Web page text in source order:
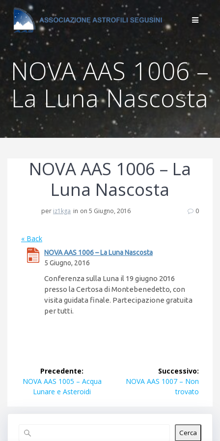
Salta
al
contenuto
NOVA AAS 1006 –
La Luna Nascosta
NOVA AAS 1006 – La
Luna Nascosta
per iz1kga in on 5 Giugno, 2016 0
« Back
NOVA AAS 1006 – La Luna Nascosta
5 Giugno, 2016
Conferenza sulla Luna il 19 giugno 2016
presso la Certosa di Montebenedetto, con
visita guidata finale. Partecipazione gratuita
per tutti.
Navigazione
articoli
Precedente:
Articolo
precedente:
NOVA AAS 1005 – Acqua
Lunare e Asteroidi
Successivo:
Articolo
NOVA AAS 1007 – Non
trovato
Cerca